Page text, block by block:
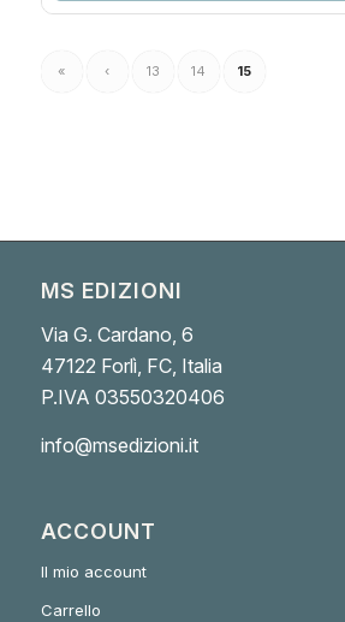
« ‹ 13 14 15
MS EDIZIONI
Via G. Cardano, 6
47122 Forlì, FC, Italia
P.IVA 03550320406
info@msedizioni.it
ACCOUNT
Il mio account
Carrello